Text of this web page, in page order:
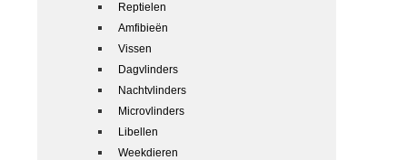
Reptielen
Amfibieën
Vissen
Dagvlinders
Nachtvlinders
Microvlinders
Libellen
Weekdieren